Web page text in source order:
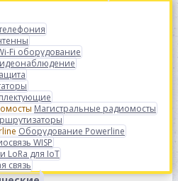
Fi оборудование
Магистральные радиомосты
Оборудование Powerline
WISP
LoRa для IoT
связь